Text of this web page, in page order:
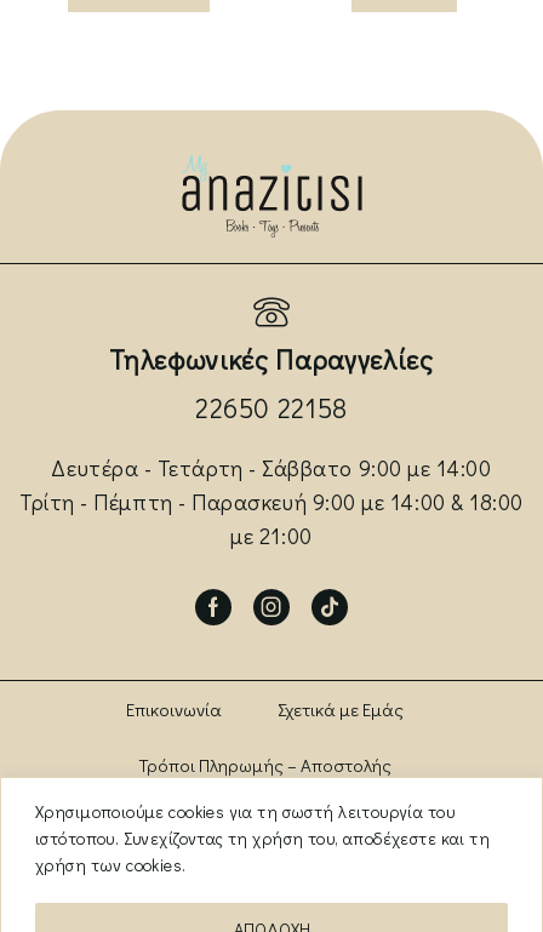
Χρησιμοποιούμε cookies για τη σωστή λειτουργία του
ιστότοπου. Συνεχίζοντας τη χρήση του, αποδέχεστε και τη
χρήση των cookies.
Τηλεφωνικές Παραγγελίες
22650 22158
Δευτέρα - Τετάρτη - Σάββατο 9:00 με 14:00
Τρίτη - Πέμπτη - Παρασκευή 9:00 με 14:00 & 18:00
με 21:00
FacebookInstagram
Tik-
Επικοινωνία Σχετικά με Εμάς
Τρόποι Πληρωμής – Αποστολής
Πολιτική Αλλαγών – Επιστροφών Brands
Όροι Χρήσης